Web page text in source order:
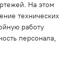
На этом
технических
работу
персонала,